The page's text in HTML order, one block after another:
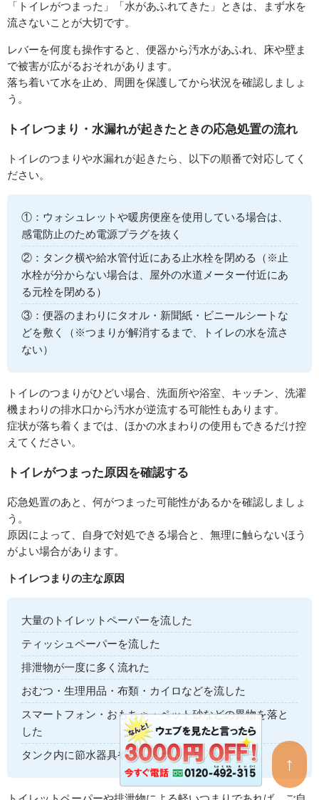
をさせて頂きます。
「トイレがつまった」「水があふれてきた」ときは、まず水を
流さないことが大切です。
レバーを何度も操作すると、便器から汚水があふれ、床や壁ま
で被害が広がるおそれがあります。
落ち着いて水を止め、周囲を保護してから状況を確認しましょ
う。
トイレつまり・水漏れが起きたときの応急処置の流れ
トイレのつまりや水漏れが起きたら、以下の順番で対応してく
ださい。
①：ウォシュレットや暖房便座を使用している場合は、
感電防止のため電源プラグを抜く
②：タンク横や給水管付近にある止水栓を閉める（※止
水栓が分からない場合は、屋外の水道メーター付近にあ
る元栓を閉める）
③：便器のまわりにタオル・新聞紙・ビニールシートな
どを敷く（※つまりが解消するまで、トイレの水を流さ
ない）
トイレのつまりがひどい場合、洗面所や浴室、キッチン、洗濯
機まわりの排水口から汚水が逆流する可能性もあります。
症状が落ち着くまでは、ほかの水まわりの使用もできるだけ控
えてください。
トイレがつまった原因を確認する
応急処置のあと、何がつまった可能性があるかを確認しましょ
う。
原因によって、自身で対処できる場合と、無理に触らないほう
がよい場合があります。
トイレつまりの主な原因
大量のトイレットペーパーを流した
ティッシュペーパーを流した
排泄物が一度に多く流れた
おむつ・生理用品・布類・カイロなどを流した
スマートフォン・おもちゃ・ペット砂などの異物を落と
した
タンク内に節水器具やペットボトルを入れている ↑